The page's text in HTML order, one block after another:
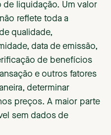
liquidação. Um valor
reflete toda a
qualidade,
data de emissão,
de benefícios
e outros fatores
determinar
preços. A maior parte
sem dados de